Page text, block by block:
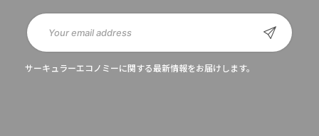
サーキュラーエコノミーに関する最新情報をお届けします。